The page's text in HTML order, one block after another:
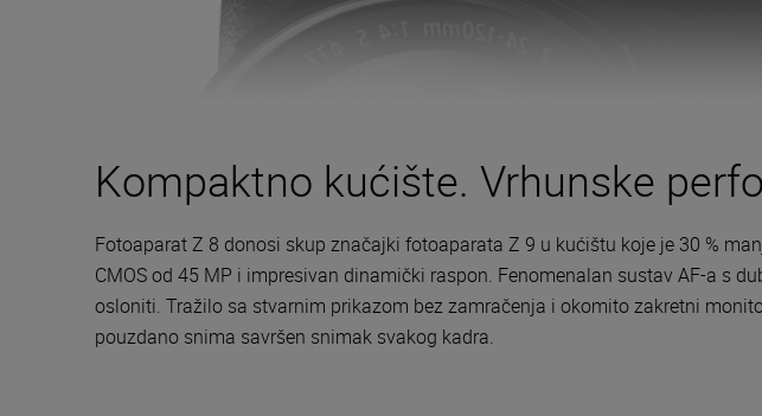
Kompaktno kućište. Vrhunske
Fotoaparat Z 8 donosi skup značajki fotoaparata Z 9 u kućištu koje je 30 %
CMOS od 45 MP i impresivan dinamički raspon. Fenomenalan sustav AF-a s
osloniti. Tražilo sa stvarnim prikazom bez zamračenja i okomito zakretni
pouzdano snima savršen snimak svakog kadra.